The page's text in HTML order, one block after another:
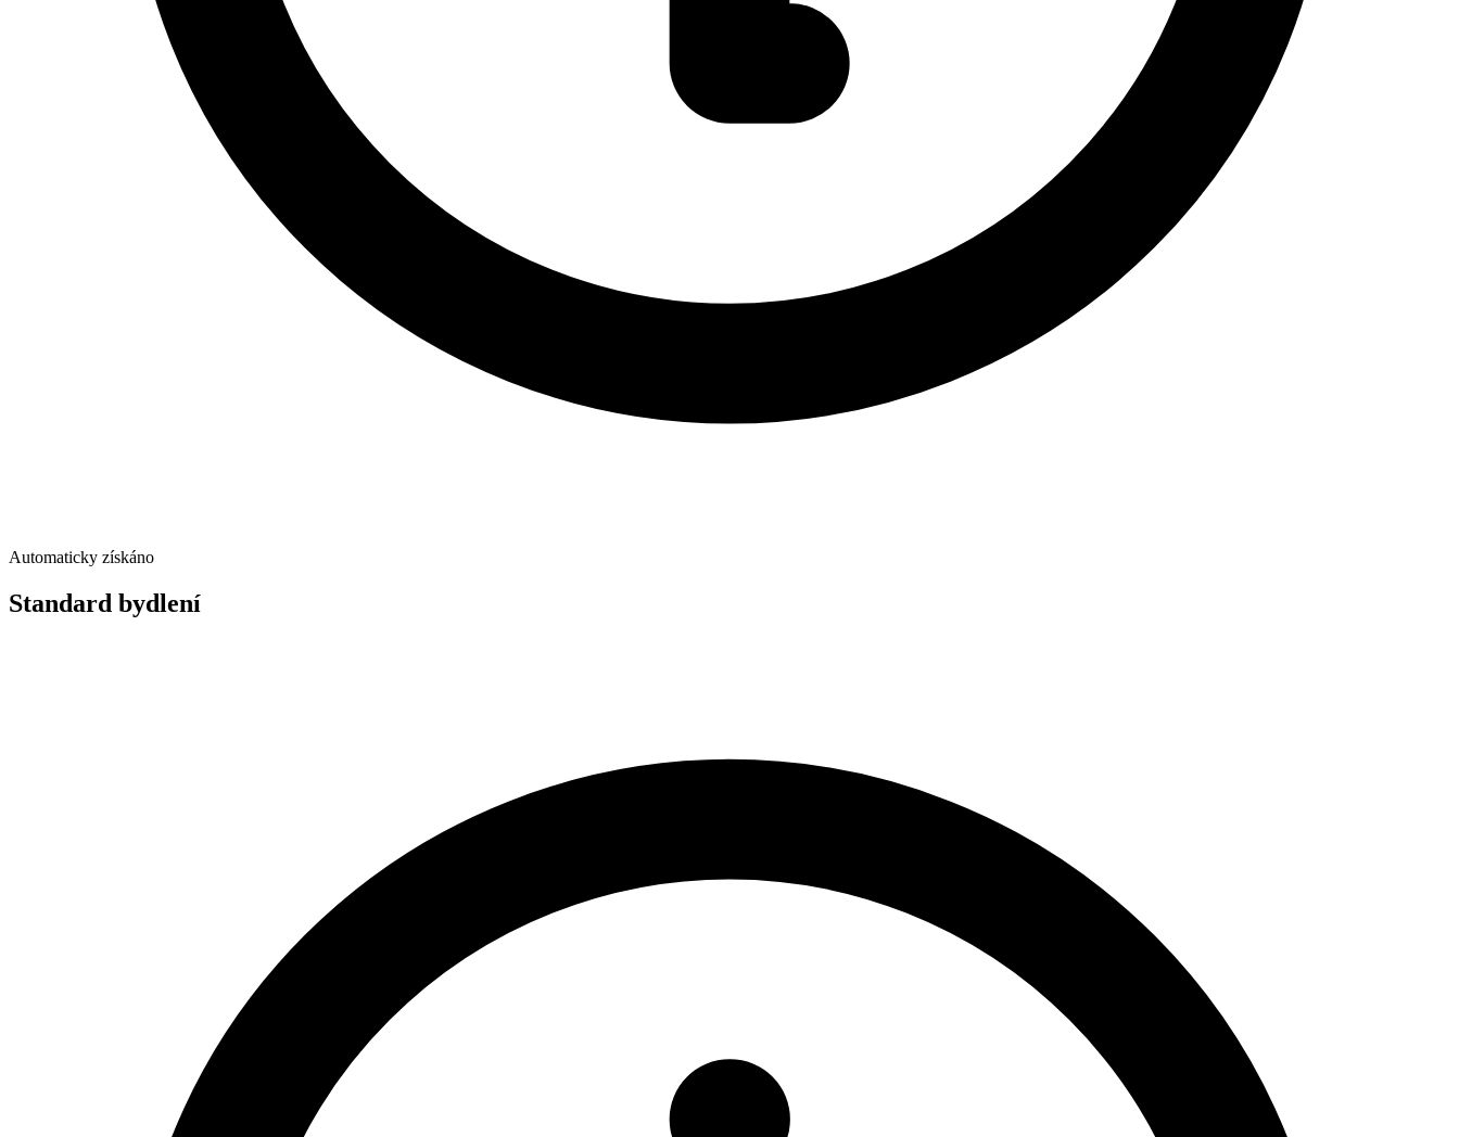
Automaticky získáno
Standard bydlení